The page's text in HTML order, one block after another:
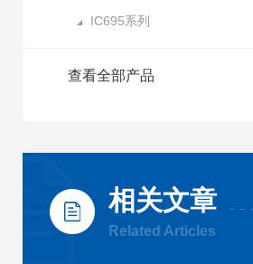
IC695系列
查看全部产品
相关文章
Related Articles